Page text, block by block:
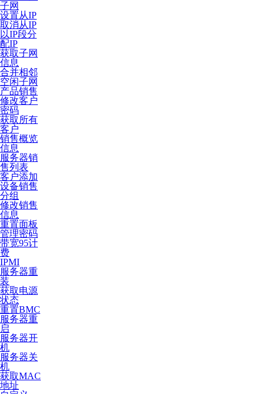
子网
设置从IP
取消从IP
以IP段分
配IP
获取子网
信息
合并相邻
空闲子网
产品销售
修改客户
密码
获取所有
客户
销售概览
信息
服务器销
售列表
客户添加
设备销售
分组
修改销售
信息
重置面板
管理密码
带宽95计
费
IPMI
服务器重
装
获取电源
状态
重置BMC
服务器重
启
服务器开
机
服务器关
机
获取MAC
地址